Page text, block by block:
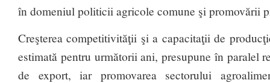
în domeniul politicii agricole comune şi promovării
Creşterea competitivităţii şi a capacitaţii de
estimată pentru următorii ani, presupune în paralel
de export, iar promovarea sectorului